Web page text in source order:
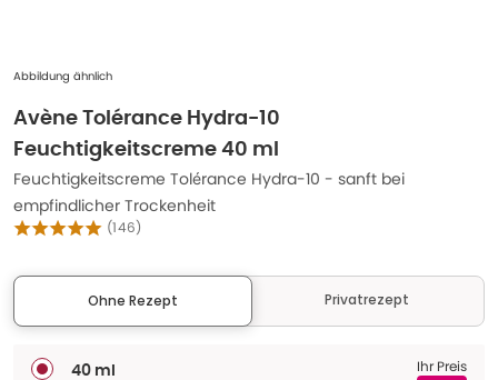
Abbildung ähnlich
Avène Tolérance Hydra-10
Feuchtigkeitscreme 40 ml
Feuchtigkeitscreme Tolérance Hydra-10 - sanft bei
empfindlicher Trockenheit
(146)
Ohne Rezept Privatrezept
40 ml Ihr Preis